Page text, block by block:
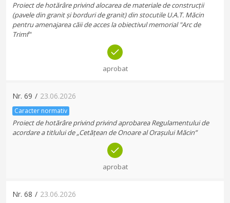
Proiect de hotărâre privind alocarea de materiale de construcții
(pavele din granit și borduri de granit) din stocutile U.A.T. Măcin
pentru amenajarea căii de acces la obiectivul memorial "Arc de
Trimf"
aprobat
Nr. 69 / 23.06.2026
Caracter normativ
Proiect de hotărâre privind privind aprobarea Regulamentului de
acordare a titlului de „Cetățean de Onoare al Orașului Măcin”
aprobat
Nr. 68 / 23.06.2026